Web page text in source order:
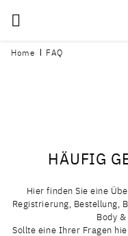
Home FAQ
HÄUFIG
Hier finden Sie eine
Registrierung, Bestellung,
Body
Sollte eine Ihrer Fragen